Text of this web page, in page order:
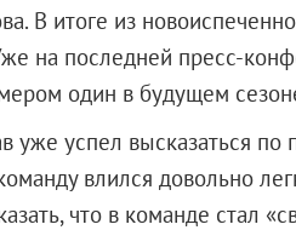
В итоге из
на последней пресс-
один в будущем
уже успел высказаться по
влился довольно
что в команде стал